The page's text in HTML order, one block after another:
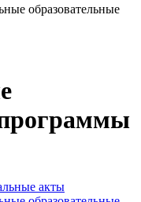
образовательные
акты